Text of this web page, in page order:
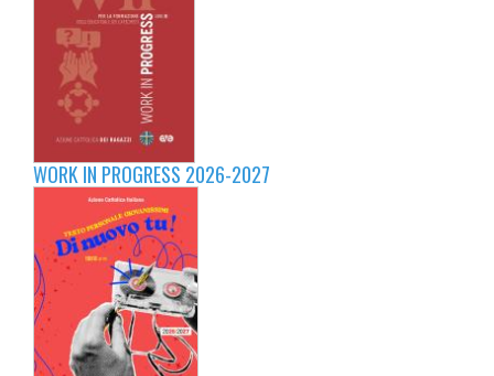
WORK IN PROGRESS 2026-2027